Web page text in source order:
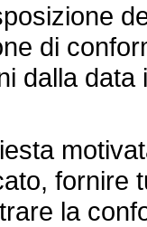
di
dalla
fornire
la